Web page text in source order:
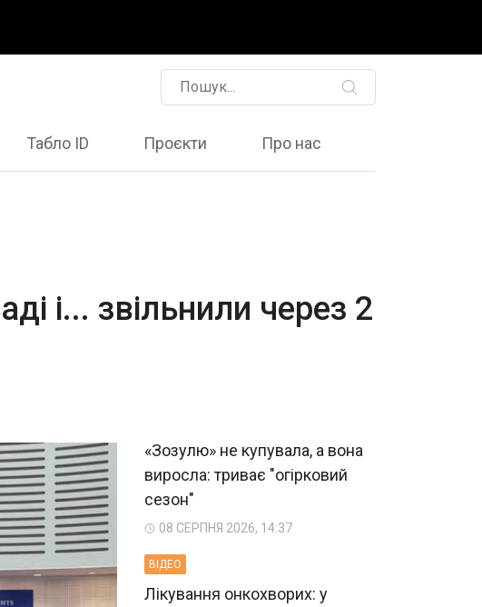
Табло ID Проєкти Про нас
і... звільнили через 2
«Зозулю» не купувала, а вона
виросла: триває "огірковий
сезон"
08 СЕРПНЯ 2026, 14:37
ВIДЕО
Лікування онкохворих: у